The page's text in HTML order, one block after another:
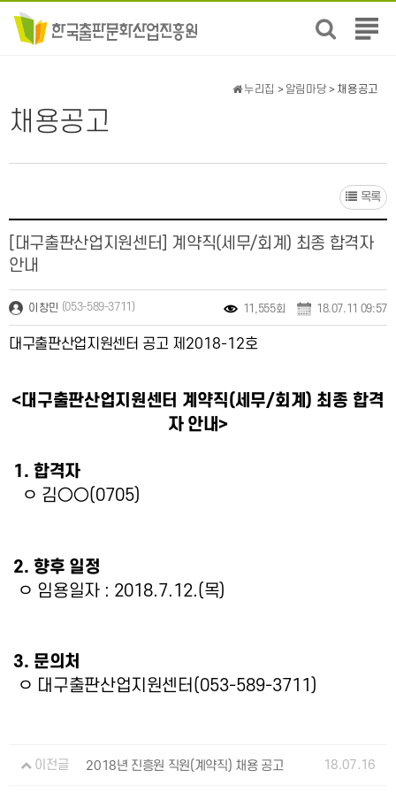
전
뉴
채용공고
누리집 > 알림마당 > 채용공고
목록
[대구출판산업지원센터] 계약직(세무/회계) 최종 합격자
안내
이창민 (053-589-3711) 11,555회 18.07.11 09:57
대구출판산업지원센터 공고 제 2018-12호
<대구출판산업지원센터 계약직(세무/회계 ) 최종 합격
자 안내>
1. 합격자
ㅇ 김○○(0705)
2. 향후 일정
ㅇ 임용일자 : 2018.7.12.(목)
3. 문의처
ㅇ 대구출판산업지원센터 (053-589-3711)
이전글 2018년 진흥원 직원(계약직) 채용 공고 18.07.16